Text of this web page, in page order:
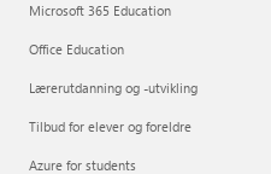
Microsoft 365 Education
Office Education
Lærerutdanning og -utvikling
Tilbud for elever og foreldre
Azure for students